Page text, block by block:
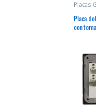
Placas
Placa
con